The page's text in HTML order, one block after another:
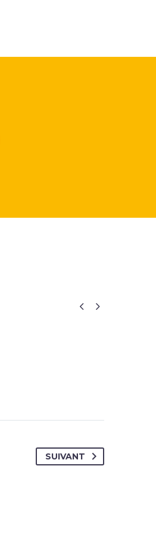
 
SUIVANT